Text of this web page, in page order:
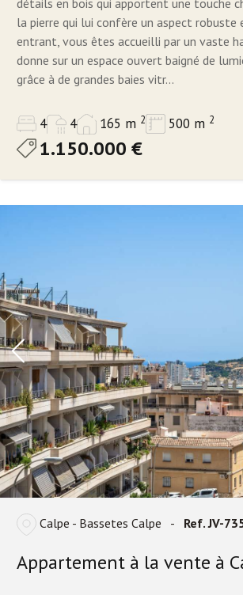
la pierre qui lui confère un aspect robuste
entrant, vous êtes accueilli par un vaste
donne sur un espace ouvert baigné de
grâce à de grandes baies vitr...
4 4 165 m 2 500 m 2
1.150.000 €
Calpe - Bassetes Calpe - Ref. JV-
Appartement à la vente à